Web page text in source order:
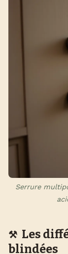
Serrure
Les
blindées